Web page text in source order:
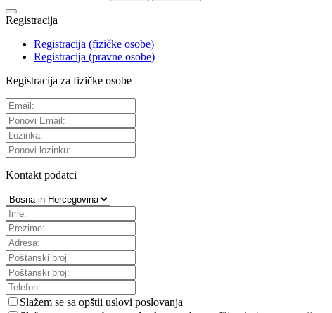
Registracija
Registracija (fizičke osobe)
Registracija (pravne osobe)
Registracija za fizičke osobe
Kontakt podatci
Slažem se sa opštii uslovi poslovanja